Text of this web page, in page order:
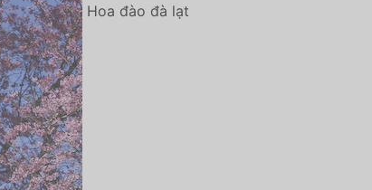
Hoa đào đà lạt